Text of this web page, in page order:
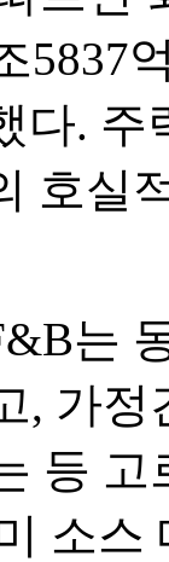
5837
다.
호실
는
, 가
등
소스